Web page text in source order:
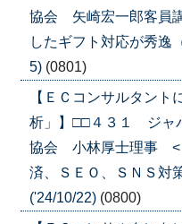
協会 矢崎宏一郎客員
したギフト対応が秀逸
5) (0801)
【ＥＣコンサルタント
析」】□□４３１ ジャ
協会 小林厚士理事 <
済、ＳＥＯ、ＳＮＳ対
('24/10/22) (0800)